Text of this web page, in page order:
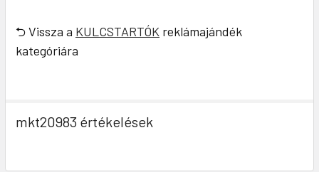
⮌ Vissza a KULCSTARTÓK reklámajándék
kategóriára
mkt20983 értékelések